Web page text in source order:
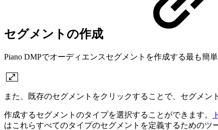
セグメントの作成
Piano DMPでオーディエンスセグメントを作成する最も簡
また、既存のセグメントをクリックすることで、セグメン
作成するセグメントのタイプを選択することができます。
はこれらすべてのタイプのセグメントを定義するためのツ